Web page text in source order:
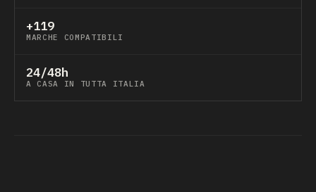
+119
MARCHE COMPATIBILI
24/48h
A CASA IN TUTTA ITALIA